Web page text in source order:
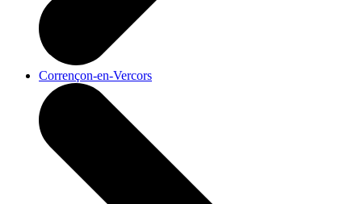
Corrençon-en-Vercors